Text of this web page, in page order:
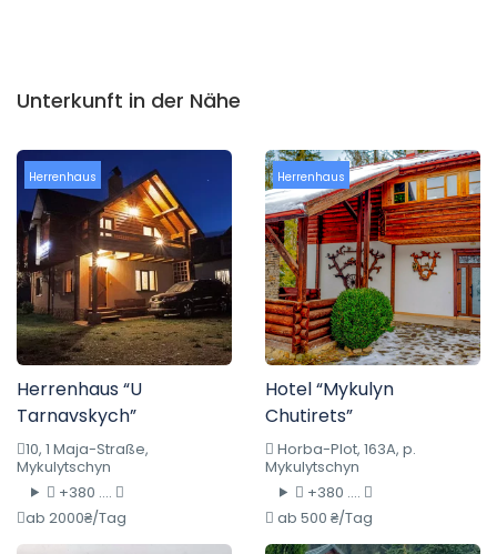
Unterkunft in der Nähe
Herrenhaus
Herrenhaus “U
Tarnavskych”
10, 1 Maja-Straße,
Mykulytschyn
+380 ....
ab 2000₴/Tag
Herrenhaus
Hotel “Mykulyn
Chutirets”
Horba-Plot, 163A, p.
Mykulytschyn
+380 ....
ab 500 ₴/Tag